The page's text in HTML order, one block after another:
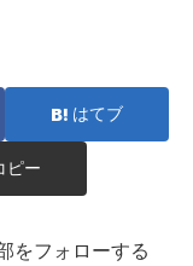
はてブ
ピー
をフォローする